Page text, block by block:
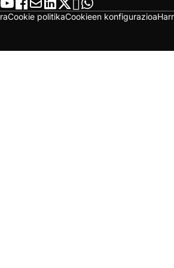
Cookie politikaCookieen konfigurazioa